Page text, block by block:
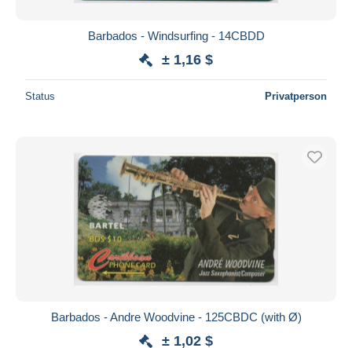
Barbados - Windsurfing - 14CBDD
± 1,16 $
Status Privatperson
Barbados - Andre Woodvine - 125CBDC (with Ø)
± 1,02 $